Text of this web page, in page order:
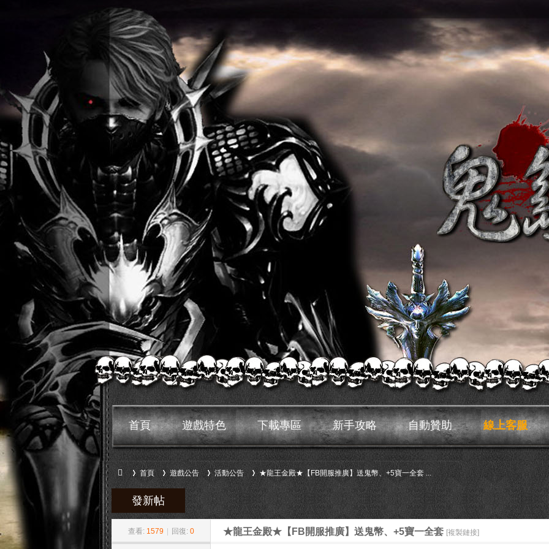
首頁 遊戲特色 下載專區 新手攻略 自動贊助 線上客服
首頁 遊戲公告 活動公告
›
★龍王金殿★【FB開服推廣】送鬼幣、+5寶一全套 ...
發新帖
查看: 1579 回復: 0 ★龍王金殿★【FB開服推廣】送鬼幣、+5寶一全套 [複製鏈接]